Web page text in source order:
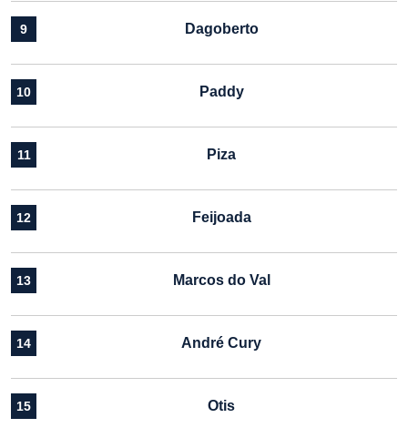
9 Dagoberto
10 Paddy
11 Piza
12 Feijoada
13 Marcos do Val
14 André Cury
15 Otis